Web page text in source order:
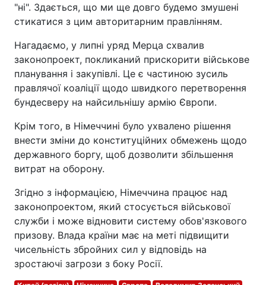
"ні". Здається, що ми ще довго будемо змушені
стикатися з цим авторитарним правлінням.
Нагадаємо, у липні уряд Мерца схвалив
законопроект, покликаний прискорити військове
планування і закупівлі. Це є частиною зусиль
правлячої коаліції щодо швидкого перетворення
бундесверу на найсильнішу армію Європи.
Крім того, в Німеччині було ухвалено рішення
внести зміни до конституційних обмежень щодо
державного боргу, щоб дозволити збільшення
витрат на оборону.
Згідно з інформацією, Німеччина працює над
законопроектом, який стосується військової
служби і може відновити систему обов'язкового
призову. Влада країни має на меті підвищити
чисельність збройних сил у відповідь на
зростаючі загрози з боку Росії.